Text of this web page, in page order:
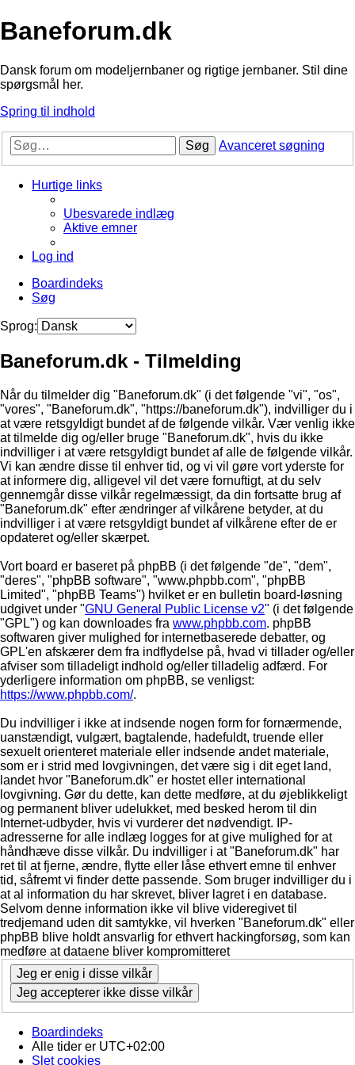
Baneforum.dk
Dansk forum om modeljernbaner og rigtige jernbaner. Stil dine
spørgsmål her.
Spring til indhold
Søg Avanceret søgning
Hurtige links
Ubesvarede indlæg
Aktive emner
Log ind
Boardindeks
Søg
Sprog:
Baneforum.dk - Tilmelding
Når du tilmelder dig "Baneforum.dk" (i det følgende "vi", "os",
"vores", "Baneforum.dk", "https://baneforum.dk"), indvilliger du i
at være retsgyldigt bundet af de følgende vilkår. Vær venlig ikke
at tilmelde dig og/eller bruge "Baneforum.dk", hvis du ikke
indvilliger i at være retsgyldigt bundet af alle de følgende vilkår.
Vi kan ændre disse til enhver tid, og vi vil gøre vort yderste for
at informere dig, alligevel vil det være fornuftigt, at du selv
gennemgår disse vilkår regelmæssigt, da din fortsatte brug af
"Baneforum.dk" efter ændringer af vilkårene betyder, at du
indvilliger i at være retsgyldigt bundet af vilkårene efter de er
opdateret og/eller skærpet.
Vort board er baseret på phpBB (i det følgende "de", "dem",
"deres", "phpBB software", "www.phpbb.com", "phpBB
Limited", "phpBB Teams") hvilket er en bulletin board-løsning
udgivet under "GNU General Public License v2" (i det følgende
"GPL") og kan downloades fra www.phpbb.com. phpBB
softwaren giver mulighed for internetbaserede debatter, og
GPL'en afskærer dem fra indflydelse på, hvad vi tillader og/eller
afviser som tilladeligt indhold og/eller tilladelig adfærd. For
yderligere information om phpBB, se venligst:
https://www.phpbb.com/.
Du indvilliger i ikke at indsende nogen form for fornærmende,
uanstændigt, vulgært, bagtalende, hadefuldt, truende eller
sexuelt orienteret materiale eller indsende andet materiale,
som er i strid med lovgivningen, det være sig i dit eget land,
landet hvor "Baneforum.dk" er hostet eller international
lovgivning. Gør du dette, kan dette medføre, at du øjeblikkeligt
og permanent bliver udelukket, med besked herom til din
Internet-udbyder, hvis vi vurderer det nødvendigt. IP-
adresserne for alle indlæg logges for at give mulighed for at
håndhæve disse vilkår. Du indvilliger i at "Baneforum.dk" har
ret til at fjerne, ændre, flytte eller låse ethvert emne til enhver
tid, såfremt vi finder dette passende. Som bruger indvilliger du i
at al information du har skrevet, bliver lagret i en database.
Selvom denne information ikke vil blive videregivet til
tredjemand uden dit samtykke, vil hverken "Baneforum.dk" eller
phpBB blive holdt ansvarlig for ethvert hackingforsøg, som kan
medføre at dataene bliver kompromitteret
Boardindeks
Alle tider er UTC+02:00
Slet cookies